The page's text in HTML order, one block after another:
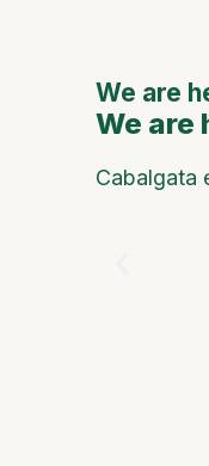
We are
We are
Cabalgata